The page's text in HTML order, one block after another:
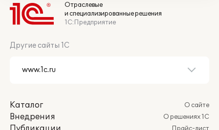
Отраслевые
и специализированные решения
1С:Предприятие
Другие сайты 1С
Каталог
Внедрения
О сайте
О решениях 1С